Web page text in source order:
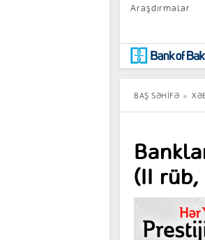
Araşdırmalar
Maraqlı
BancoTV
Müsahibə
BAŞ SƏHIFƏ
(II rüb,